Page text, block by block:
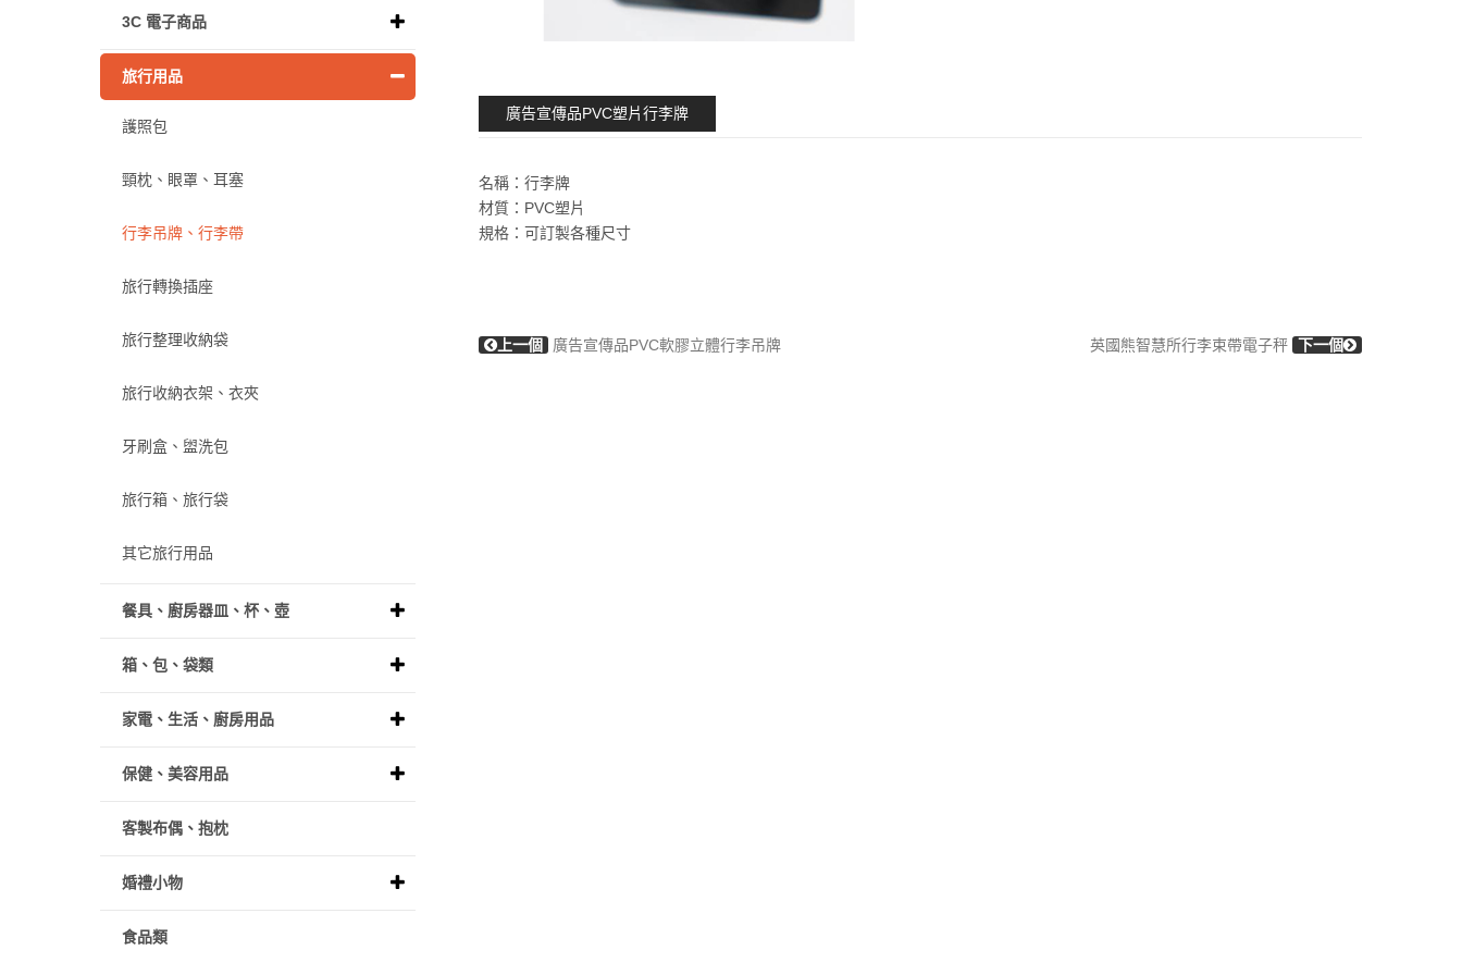
廣告宣傳品PVC塑片行李牌
名稱：行李牌
材質：PVC塑片
規格：可訂製各種尺寸
上一個 廣告宣傳品PVC軟膠立體行李吊牌 英國熊智慧所行李束帶電子秤 下一個
3C 電子商品
旅行用品
護照包
頸枕、眼罩、耳塞
行李吊牌、行李帶
旅行轉換插座
旅行整理收納袋
旅行收納衣架、衣夾
牙刷盒、盥洗包
旅行箱、旅行袋
其它旅行用品
餐具、廚房器皿、杯、壺
箱、包、袋類
家電、生活、廚房用品
保健、美容用品
客製布偶、抱枕
婚禮小物
食品類